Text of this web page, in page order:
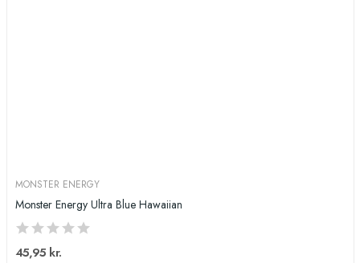
MONSTER ENERGY
Monster Energy Ultra Blue Hawaiian
45,95 kr.